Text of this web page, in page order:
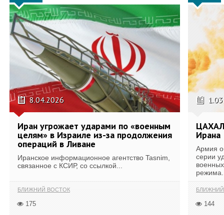
8.04.2026
Иран угрожает ударами по «военным
целям» в Израиле из-за продолжения
операций в Ливане
Иранское информационное агентство Tasnim,
связанное с КСИР, со ссылкой...
БЛИЖНИЙ ВОСТОК
175
Ирана
Армия
серии
режима.
144